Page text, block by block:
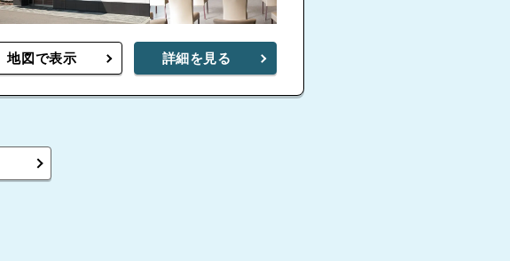
地図で表示 詳細を見る